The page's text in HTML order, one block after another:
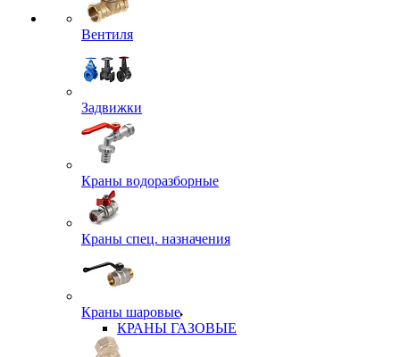
Вентиля
Задвижки
Краны водоразборные
Краны спец. назначения
Краны шаровые
КРАНЫ ГАЗОВЫЕ